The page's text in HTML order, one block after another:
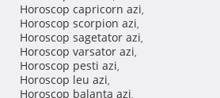
Horoscop capricorn azi,
Horoscop scorpion azi,
Horoscop sagetator azi,
Horoscop varsator azi,
Horoscop pesti azi,
Horoscop leu azi,
Horoscop balanta azi,